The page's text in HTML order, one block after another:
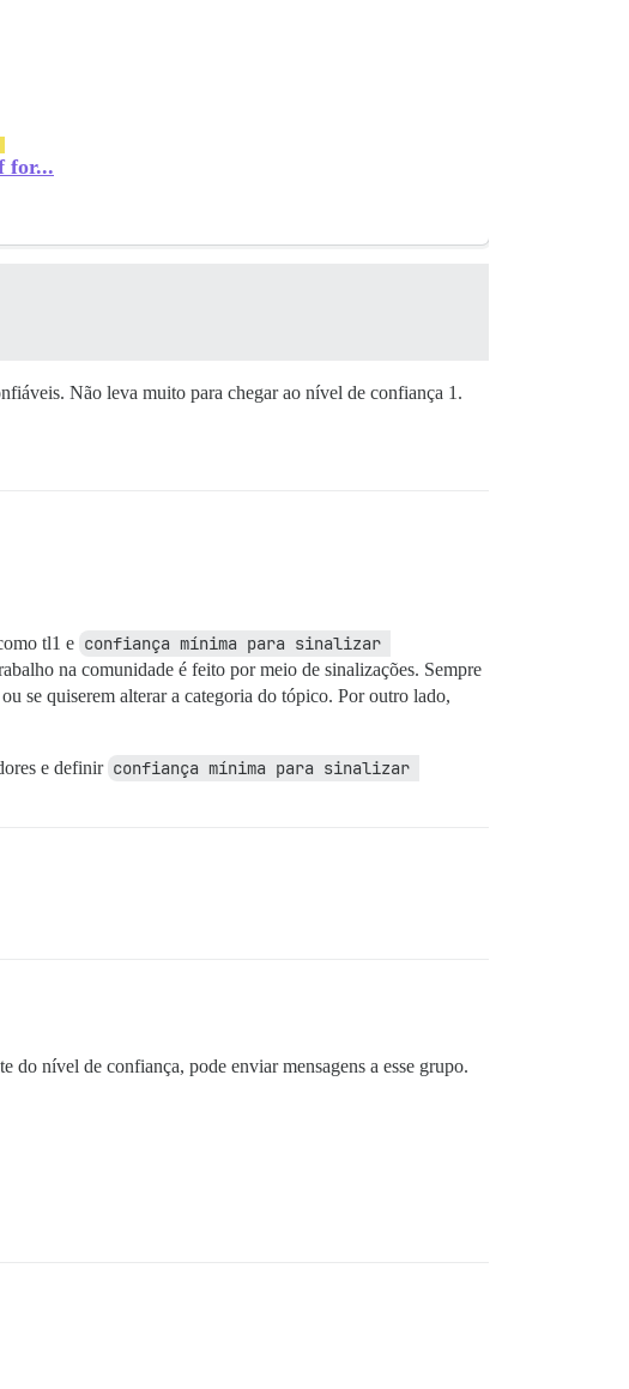
for...
Não leva muito para chegar ao nível de confiança 1.
tl1 e confiança mínima para sinalizar
na comunidade é feito por meio de sinalizações. Sempre
se quiserem alterar a categoria do tópico. Por outro lado,
e definir confiança mínima para sinalizar
do nível de confiança, pode enviar mensagens a esse grupo.